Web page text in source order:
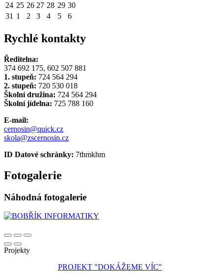
24 25 26 27 28 29 30
31 1 2 3 4 5 6
Rychlé kontakty
Ředitelna:
374 692 175, 602 507 881
1. stupeň: 724 564 294
2. stupeň: 720 530 018
Školní družina: 724 564 294
Školní jídelna: 725 788 160
E-mail:
cernosin@quick.cz
skola@zscernosin.cz
ID Datové schránky: 7thmkhm
Fotogalerie
Náhodná fotogalerie
Projekty
PROJEKT "DOKÁŽEME VÍC"